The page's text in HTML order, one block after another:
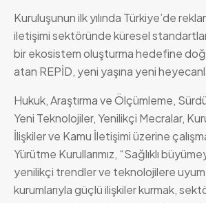
Kuruluşunun ilk yılında Türkiye’de
iletişimi sektöründe küresel
bir ekosistem oluşturma hedefine
atan REPİD, yeni yaşına yeni
Hukuk, Araştırma ve Ölçümleme,
Yeni Teknolojiler, Yenilikçi Mecralar,
İlişkiler ve Kamu İletişimi üzerine
Yürütme Kurullarımız, “Sağlıklı
yenilikçi trendler ve teknolojilere
kurumlarıyla güçlü ilişkiler kurmak,